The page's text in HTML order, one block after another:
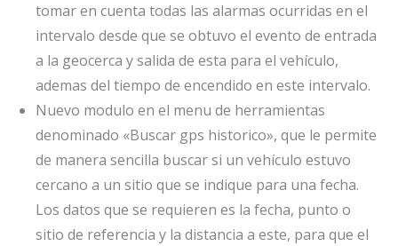
tomar en cuenta todas las alarmas ocurridas en el
intervalo desde que se obtuvo el evento de entrada
a la geocerca y salida de esta para el vehículo,
ademas del tiempo de encendido en este intervalo.
Nuevo modulo en el menu de herramientas
denominado «Buscar gps historico», que le permite
de manera sencilla buscar si un vehículo estuvo
cercano a un sitio que se indique para una fecha.
Los datos que se requieren es la fecha, punto o
sitio de referencia y la distancia a este, para que el